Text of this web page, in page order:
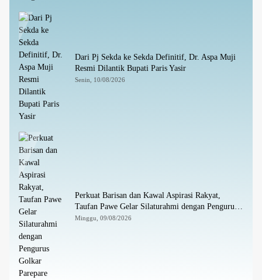
Dari Pj Sekda ke Sekda Definitif, Dr. Aspa Muji
Resmi Dilantik Bupati Paris Yasir
Senin, 10/08/2026
Perkuat Barisan dan Kawal Aspirasi Rakyat,
Taufan Pawe Gelar Silaturahmi dengan Pengurus
Golkar Parepare
Minggu, 09/08/2026